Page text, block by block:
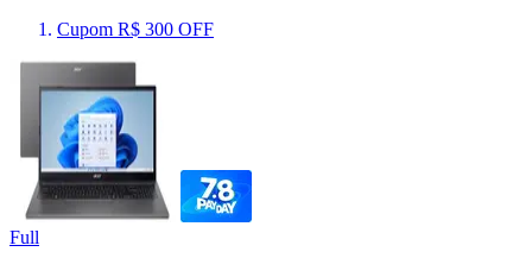
Cupom R$ 300 OFF
Full